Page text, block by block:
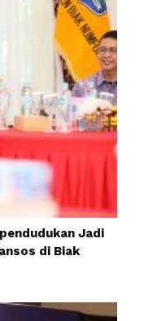
Jadi
di Biak